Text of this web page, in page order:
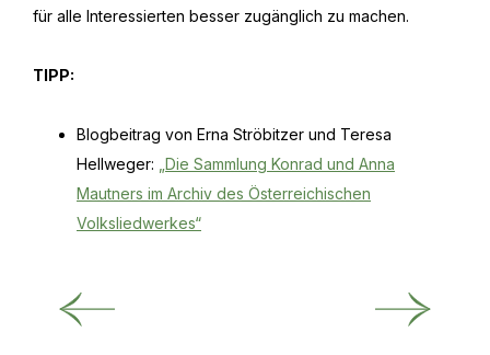
für alle Interessierten besser zugänglich zu machen.
TIPP:
Blogbeitrag von Erna Ströbitzer und Teresa
Hellweger:
„Die Sammlung Konrad und Anna
Mautners im Archiv des Österreichischen
Volksliedwerkes“